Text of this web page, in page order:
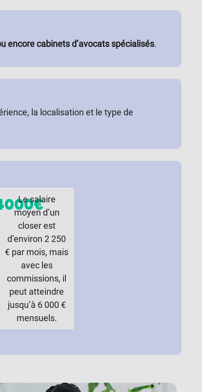
encore cabinets d’avocats spécialisés.
la localisation et le type de
Le salaire
moyen d’un
closer est
d’environ 2 250
€ par mois, mais
avec les
commissions, il
peut atteindre
jusqu’à 6 000 €
mensuels.